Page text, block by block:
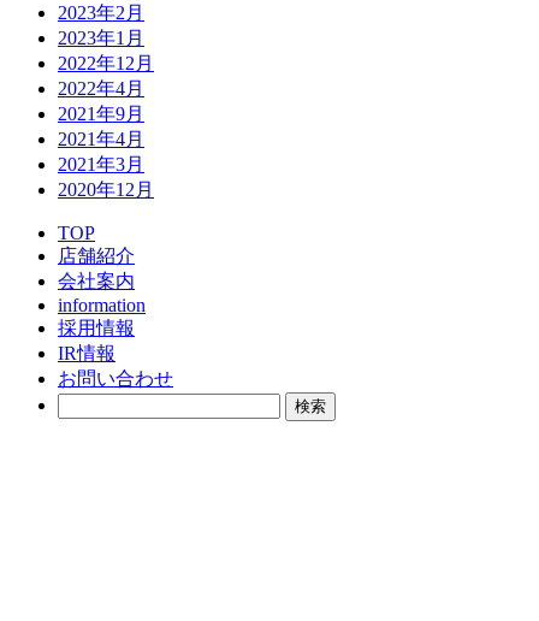
2023年2月
2023年1月
2022年12月
2022年4月
2021年9月
2021年4月
2021年3月
2020年12月
TOP
店舗紹介
会社案内
information
採用情報
IR情報
お問い合わせ